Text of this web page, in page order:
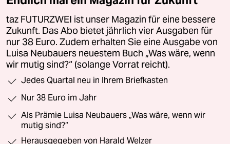
taz FUTURZWEI ist unser Magazin für eine bessere
Zukunft. Das Abo bietet jährlich vier Ausgaben für
nur 38 Euro. Zudem erhalten Sie eine Ausgabe von
Luisa Neubauers neuestem Buch „Was wäre, wenn
wir mutig sind?“ (solange Vorrat reicht).
Jedes Quartal neu in Ihrem Briefkasten
Nur 38 Euro im Jahr
Als Prämie Luisa Neubauers „Was wäre, wenn wir
mutig sind?“
Herausgegeben von Harald Welzer